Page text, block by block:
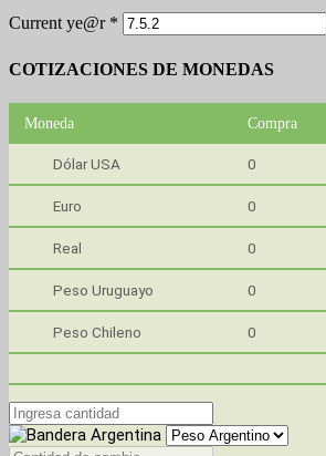
Current ye@r *
COTIZACIONES DE MONEDAS
Moneda Compra
Dólar USA 0
Euro 0
Real 0
Peso Uruguayo 0
Peso Chileno 0